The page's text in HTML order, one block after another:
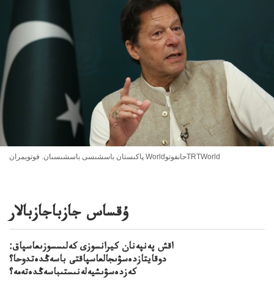
پاكىستان باسشىسى باسشىسىان. فوتويمران WorldحانفوتوTRTWorld
ۇقساس جازباجازبالار
اقش پەنپەنان كيرانسوزى كەلىسسوزىعاسپاق:
دوقايتازدەسۋىجالعاسپاقتى باسەڭدەتدوحا؟
كەزدەسۋىشيەلەنىستىباسەڭدەتەمە؟